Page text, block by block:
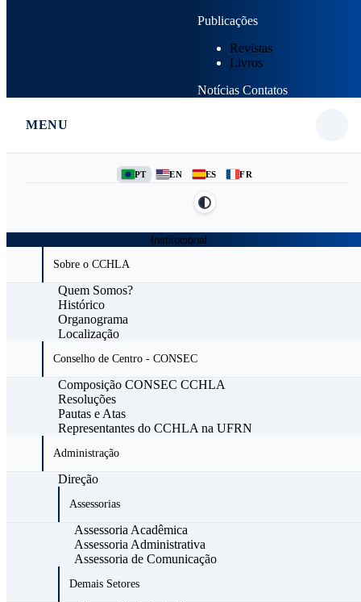
Publicações
Revistas
Livros
Notícias Contatos
MENU
PT EN ES FR
Institucional
Sobre o CCHLA
Quem Somos?
Histórico
Organograma
Localização
Conselho de Centro - CONSEC
Composição CONSEC CCHLA
Resoluções
Pautas e Atas
Representantes do CCHLA na UFRN
Administração
Direção
Assessorias
Assessoria Acadêmica
Assessoria Administrativa
Assessoria de Comunicação
Demais Setores